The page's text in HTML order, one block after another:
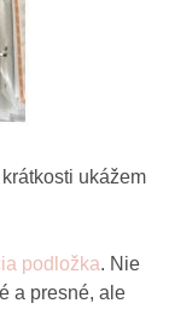
ukážem
podložka. Nie
a presné, ale